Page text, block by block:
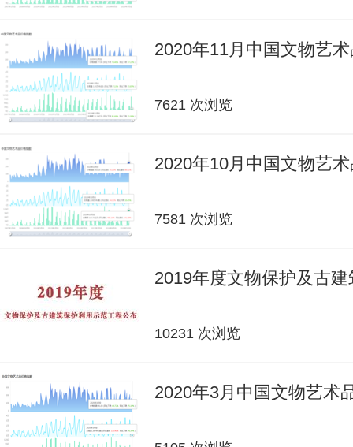
2020年11月中国文物艺
7621 次浏览
2020年10月中国文物艺
7581 次浏览
2019年度文物保护及古
10231 次浏览
2020年3月中国文物艺术